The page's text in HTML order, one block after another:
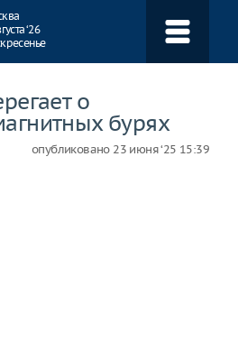
‘26
о
бурях
опубликовано 23 июня ‘25 15:39